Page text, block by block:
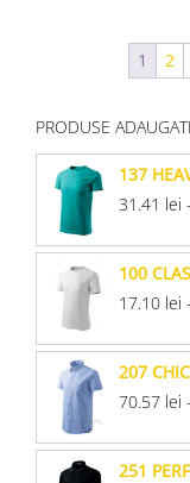
1 2
PRODUSE
137
31.41 lei
100
17.10 lei
207
70.57 lei
251